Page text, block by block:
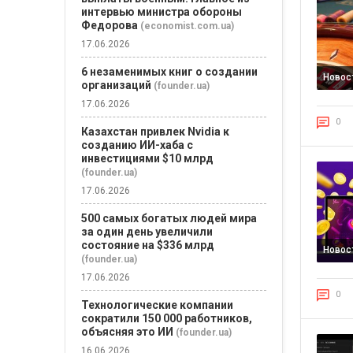
0
0
интервью министра обороны
Федорова (economist.com.ua)
17.06.2026
6 незаменимых книг о создании
организаций (founder.ua)
17.06.2026
Казахстан привлек Nvidia к
созданию ИИ-хаба с
инвестициями $10 млрд
(founder.ua)
17.06.2026
500 самых богатых людей мира
за один день увеличили
состояние на $336 млрд
(founder.ua)
17.06.2026
Технологические компании
сократили 150 000 работников,
объясняя это ИИ (founder.ua)
16.06.2026